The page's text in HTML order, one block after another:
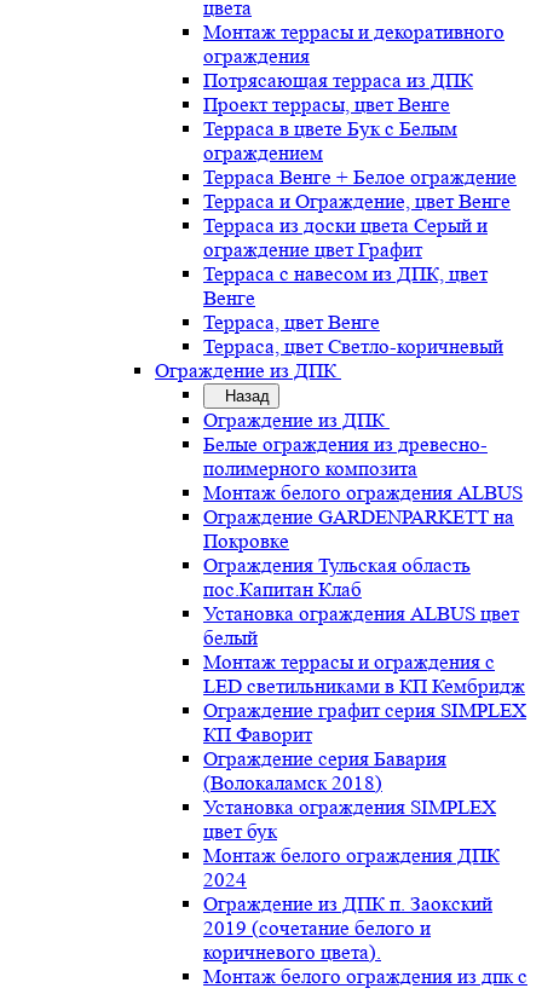
цвета
Монтаж террасы и декоративного
ограждения
Потрясающая терраса из ДПК
Проект террасы, цвет Венге
Терраса в цвете Бук с Белым
ограждением
Терраса Венге + Белое ограждение
Терраса и Ограждение, цвет Венге
Терраса из доски цвета Серый и
ограждение цвет Графит
Терраса с навесом из ДПК, цвет
Венге
Терраса, цвет Венге
Терраса, цвет Светло-коричневый
Ограждение из ДПК
Назад
Ограждение из ДПК
Белые ограждения из древесно-
полимерного композита
Монтаж белого ограждения ALBUS
Ограждение GARDENPARKETT на
Покровке
Ограждения Тульская область
пос.Капитан Клаб
Установка ограждения ALBUS цвет
белый
Монтаж террасы и ограждения с
LED светильниками в КП Кембридж
Ограждение графит серия SIMPLEX
КП Фаворит
Ограждение серия Бавария
(Волокаламск 2018)
Установка ограждения SIMPLEX
цвет бук
Монтаж белого ограждения ДПК
2024
Ограждение из ДПК п. Заокский
2019 (сочетание белого и
коричневого цвета).
Монтаж белого ограждения из дпк с